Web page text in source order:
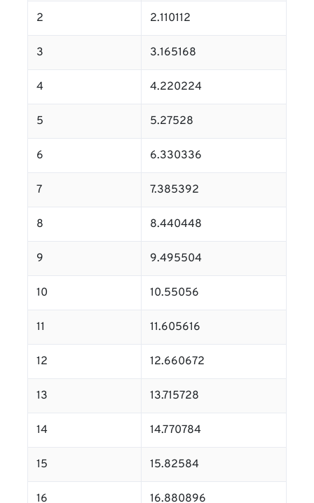
2 2.110112
3 3.165168
4 4.220224
5 5.27528
6 6.330336
7 7.385392
8 8.440448
9 9.495504
10 10.55056
11 11.605616
12 12.660672
13 13.715728
14 14.770784
15 15.82584
16 16.880896